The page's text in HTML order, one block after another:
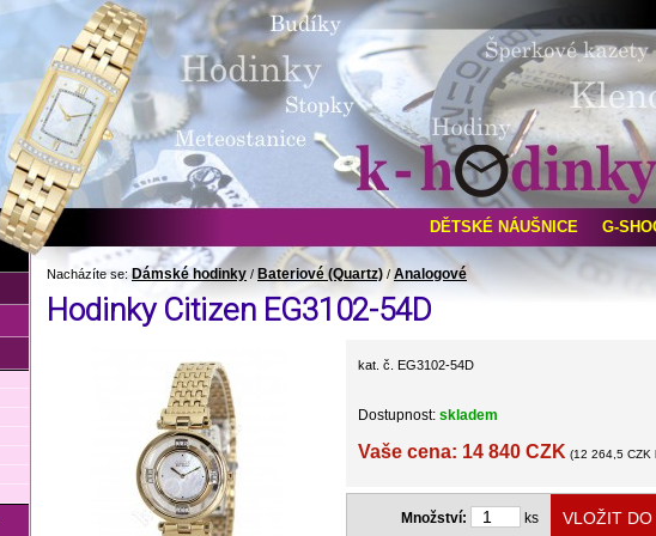
Nacházíte se: Dámské hodinky / Bateriové (Quartz) / Analogové
Hodinky Citizen EG3102-54D
kat. č. EG3102-54D
Dostupnost: skladem
Vaše cena: 14 840 CZK (12 264,5 CZK
Množství: ks
DĚTSKÉ NÁUŠNICE G-